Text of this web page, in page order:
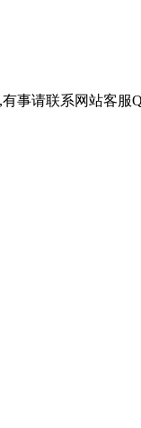
事请联系网站客服